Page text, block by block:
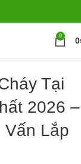
0 0
Tại
2026 –
Vấn Lắp